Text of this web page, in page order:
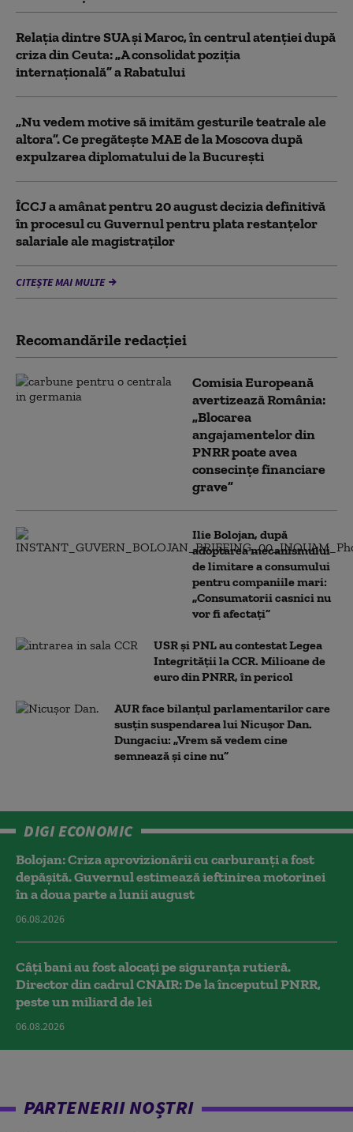
Relația dintre SUA și Maroc, în centrul atenției după
criza din Ceuta: „A consolidat poziția
internațională” a Rabatului
„Nu vedem motive să imităm gesturile teatrale ale
altora”. Ce pregătește MAE de la Moscova după
expulzarea diplomatului de la București
ÎCCJ a amânat pentru 20 august decizia definitivă
în procesul cu Guvernul pentru plata restanțelor
salariale ale magistraților
CITEȘTE MAI MULTE
Recomandările redacţiei
Comisia Europeană
avertizează România:
„Blocarea
angajamentelor din
PNRR poate avea
consecințe financiare
grave”
Ilie Bolojan, după
adoptarea mecanismului
de limitare a consumului
pentru companiile mari:
„Consumatorii casnici nu
vor fi afectați”
USR și PNL au contestat Legea
Integrității la CCR. Milioane de
euro din PNRR, în pericol
AUR face bilanțul parlamentarilor care
susțin suspendarea lui Nicușor Dan.
Dungaciu: „Vrem să vedem cine
semnează și cine nu”
DIGI ECONOMIC
Bolojan: Criza aprovizionării cu carburanți a fost
depășită. Guvernul estimează ieftinirea motorinei
în a doua parte a lunii august
06.08.2026
Câți bani au fost alocați pe siguranța rutieră.
Director din cadrul CNAIR: De la începutul PNRR,
peste un miliard de lei
06.08.2026
PARTENERII NOȘTRI